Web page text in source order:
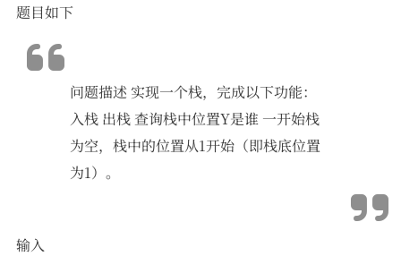
题目如下
问题描述 实现一个栈，完成以下功能：
入栈 出栈 查询栈中位置Y是谁 一开始栈
为空，栈中的位置从1开始（即栈底位置
为1）。
输入